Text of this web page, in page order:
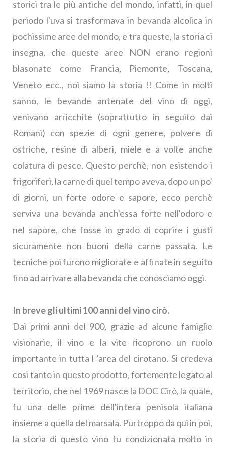
storici tra le più antiche del mondo, infatti, in quel
periodo l'uva si trasformava in bevanda alcolica in
pochissime aree del mondo, e tra queste, la storia ci
insegna, che queste aree NON erano regioni
blasonate come Francia, Piemonte, Toscana,
Veneto ecc., noi siamo la storia !! Come in molti
sanno, le bevande antenate del vino di oggi,
venivano arricchite (soprattutto in seguito dai
Romani) con spezie di ogni genere, polvere di
ostriche, resine di alberi, miele e a volte anche
colatura di pesce. Questo perchè, non esistendo i
frigoriferi, la carne di quel tempo aveva, dopo un po'
di giorni, un forte odore e sapore, ecco perchè
serviva una bevanda anch'essa forte nell'odoro e
nel sapore, che fosse in grado di coprire i gusti
sicuramente non buoni della carne passata. Le
tecniche poi furono migliorate e affinate in seguito
fino ad arrivare alla bevanda che conosciamo oggi.
In breve gli ultimi 100 anni del vino cirò.
Dai primi anni del 900, grazie ad alcune famiglie
visionarie, il vino e la vite ricoprono un ruolo
importante in tutta l 'area del cirotano. Si credeva
cosi tanto in questo prodotto, fortemente legato al
territorio, che nel 1969 nasce la DOC Cirò, la quale,
fu una delle prime dell'intera penisola italiana
insieme a quella del marsala. Purtroppo da qui in poi,
la storia di questo vino fu condizionata molto in